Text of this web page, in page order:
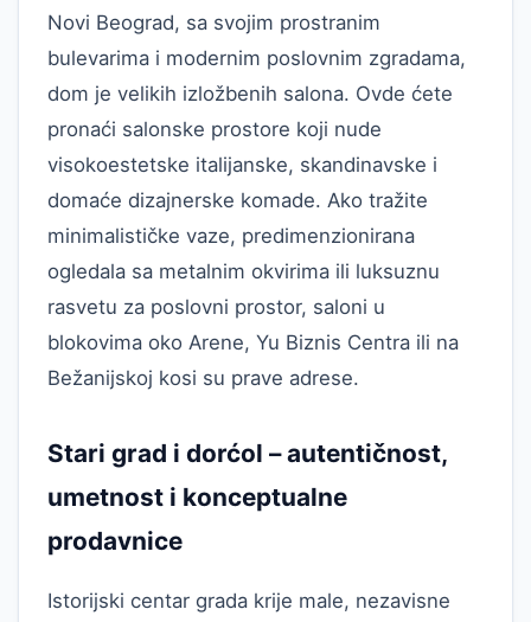
Novi Beograd, sa svojim prostranim
bulevarima i modernim poslovnim zgradama,
dom je velikih izložbenih salona. Ovde ćete
pronaći salonske prostore koji nude
visokoestetske italijanske, skandinavske i
domaće dizajnerske komade. Ako tražite
minimalističke vaze, predimenzionirana
ogledala sa metalnim okvirima ili luksuznu
rasvetu za poslovni prostor, saloni u
blokovima oko Arene, Yu Biznis Centra ili na
Bežanijskoj kosi su prave adrese.
Stari grad i dorćol – autentičnost,
umetnost i konceptualne
prodavnice
Istorijski centar grada krije male, nezavisne